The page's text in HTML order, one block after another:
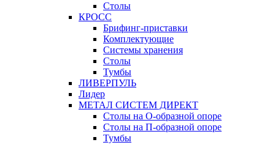
Столы
КРОСС
Брифинг-приставки
Комплектующие
Системы хранения
Столы
Тумбы
ЛИВЕРПУЛЬ
Лидер
МЕТАЛ СИСТЕМ ДИРЕКТ
Столы на О-образной опоре
Столы на П-образной опоре
Тумбы